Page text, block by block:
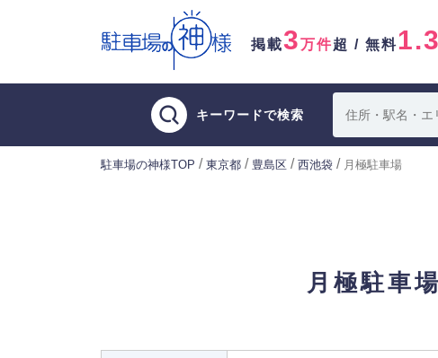
掲載3万件超 / 無料1.3
キーワードで検索
駐車場の神様TOP / 東京都 / 豊島区 / 西池袋 / 月極駐車場
月極駐車場